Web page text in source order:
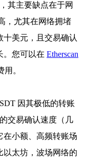
其主要缺点在于网
，尤其在网络拥堵
十美元，且交易确认
。您可以在 Etherscan
。
因其极低的转账
交易确认速度（几
在小额、高频转账场
以太坊，波场网络的